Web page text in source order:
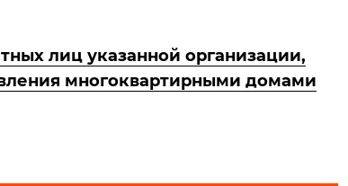
лиц указанной организации,
многоквартирными домами